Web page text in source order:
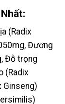
(Radix
Đương
Đỗ trọng
(Radix
Ginseng)